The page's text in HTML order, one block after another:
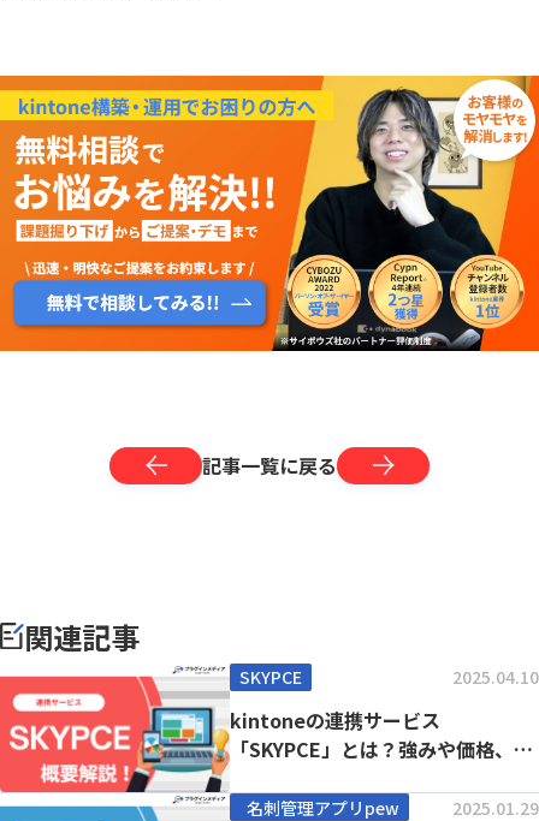
記事一覧に戻る
関連記事
SKYPCE 2025.04.10
kintoneの連携サービス
「SKYPCE」とは？強みや価格、導
名刺管理アプリpew 2025.01.29